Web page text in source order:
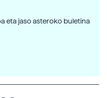
eta jaso asteroko buletina